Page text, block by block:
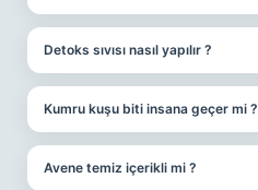
Detoks sıvısı nasıl yapılır ?
Kumru kuşu biti insana geçer mi ?
Avene temiz içerikli mi ?